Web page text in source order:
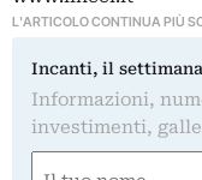
L'ARTICOLO CONTINUA PIÙ
Incanti, il
Informazioni,
investimenti,